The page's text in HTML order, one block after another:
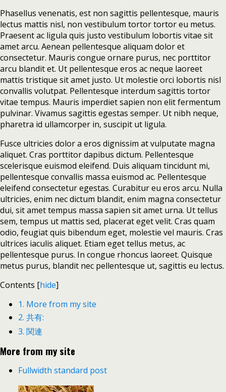
Phasellus venenatis, est non sagittis pellentesque, mauris
lectus mattis nisl, non vestibulum tortor tortor eu metus.
Praesent ac ligula quis justo vestibulum lobortis vitae sit
amet arcu. Aenean pellentesque aliquam dolor et
consectetur. Mauris congue ornare purus, nec porttitor
arcu blandit et. Ut pellentesque eros ac neque laoreet
mattis tristique sit amet justo. Ut molestie orci lobortis nisl
convallis volutpat. Pellentesque interdum sagittis tortor
vitae tempus. Mauris imperdiet sapien non elit fermentum
pulvinar. Vivamus sagittis egestas semper. Ut nibh neque,
pharetra id ullamcorper in, suscipit ut ligula.
Fusce ultricies dolor a eros dignissim at vulputate magna
aliquet. Cras porttitor dapibus dictum. Pellentesque
scelerisque euismod eleifend. Duis aliquam tincidunt mi,
pellentesque convallis massa euismod ac. Pellentesque
eleifend consectetur egestas. Curabitur eu eros arcu. Nulla
ultricies, enim nec dictum blandit, enim magna consectetur
dui, sit amet tempus massa sapien sit amet urna. Ut tellus
sem, tempus ut mattis sed, placerat eget velit. Cras quam
odio, feugiat quis bibendum eget, molestie vel mauris. Cras
ultrices iaculis aliquet. Etiam eget tellus metus, ac
pellentesque purus. In congue rhoncus laoreet. Quisque
metus purus, blandit nec pellentesque ut, sagittis eu lectus.
Contents [hide]
1. More from my site
2. 共有:
3. 関連
More from my site
Fullwidth standard post